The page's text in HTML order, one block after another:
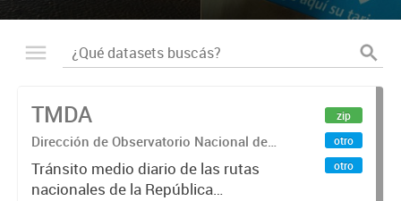
TMDA
Dirección de Observatorio Nacional de
Transporte
Tránsito medio diario de las rutas
nacionales de la República
zip
otro
otro